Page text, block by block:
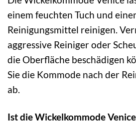
einem feuchten Tuch und
Reinigungsmittel reinigen.
aggressive Reiniger oder
die Oberfläche beschädigen
Sie die Kommode nach der
ab.
Ist die Wickelkommode